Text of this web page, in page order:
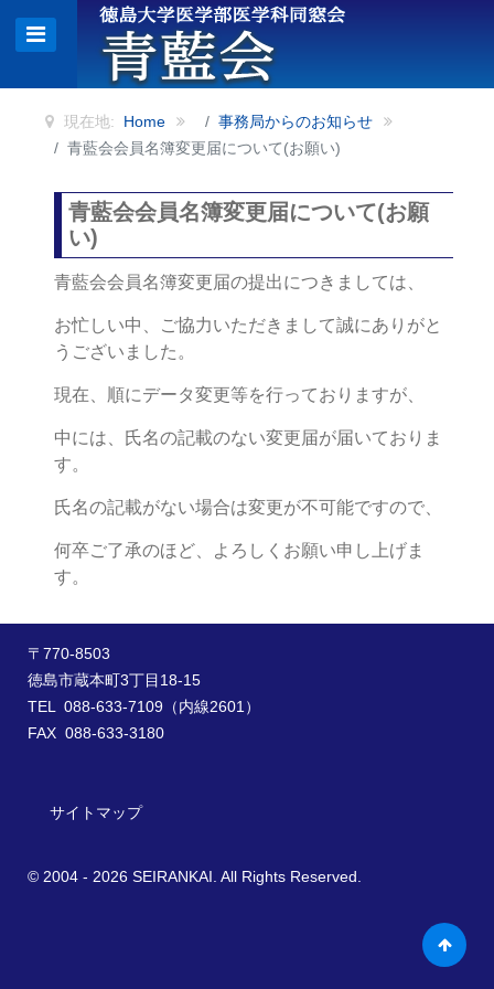
現在地: Home
事務局からのお知らせ
青藍会会員名簿変更届について(お願い)
青藍会会員名簿変更届について(お願
い)
青藍会会員名簿変更届の提出につきましては、
お忙しい中、ご協力いただきまして誠にありがと
うございました。
現在、順にデータ変更等を行っておりますが、
中には、氏名の記載のない変更届が届いておりま
す。
氏名の記載がない場合は変更が不可能ですので、
何卒ご了承のほど、よろしくお願い申し上げま
す。
〒770-8503
徳島市蔵本町3丁目18-15
TEL 088-633-7109（内線2601）
FAX 088-633-3180
サイトマップ
© 2004 - 2026 SEIRANKAI. All Rights Reserved.